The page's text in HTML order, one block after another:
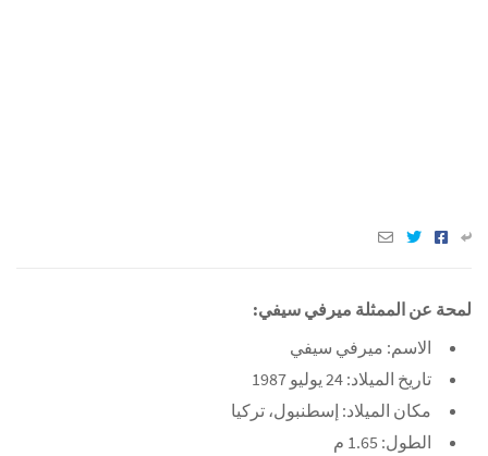
لمحة عن الممثلة ميرفي سيفي:
الاسم: ميرفي سيفي
تاريخ الميلاد: 24 يوليو 1987
مكان الميلاد: إسطنبول، تركيا
الطول: 1.65 م